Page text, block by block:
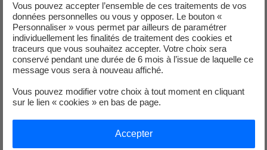
Rapport annuel sur la mise en oeuvre des
prescriptions du 4ème réexamen périodique
des réa...
Télécharger le fichier PDF - 4,73 Mo
Nucléaire
Vous pouvez accepter l’ensemble de ces traitements de vos
données personnelles ou vous y opposer. Le bouton «
Personnaliser » vous permet par ailleurs de paramétrer
individuellement les finalités de traitement des cookies et
traceurs que vous souhaitez accepter. Votre choix sera
conservé pendant une durée de 6 mois à l’issue de laquelle ce
message vous sera à nouveau affiché.
Vous pouvez modifier votre choix à tout moment en cliquant
sur le lien « cookies » en bas de page.
Accepter